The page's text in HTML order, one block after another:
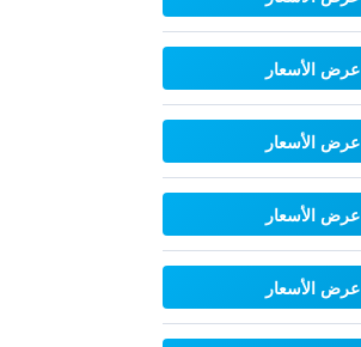
عرض الأسعار
عرض الأسعار
عرض الأسعار
عرض الأسعار